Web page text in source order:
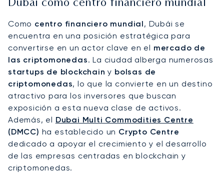
Dubái como centro financiero mundial
Como centro financiero mundial, Dubái se
encuentra en una posición estratégica para
convertirse en un actor clave en el mercado de
las criptomonedas. La ciudad alberga numerosas
startups de blockchain y bolsas de
criptomonedas, lo que la convierte en un destino
atractivo para los inversores que buscan
exposición a esta nueva clase de activos.
Además, el Dubai Multi Commodities Centre
(DMCC) ha establecido un Crypto Centre
dedicado a apoyar el crecimiento y el desarrollo
de las empresas centradas en blockchain y
criptomonedas.